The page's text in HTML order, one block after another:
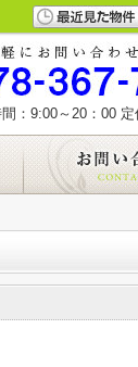
：9:00～20：00 定